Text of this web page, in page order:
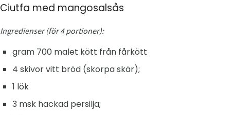
Ciutfa med mangosalsås
Ingredienser (för 4 portioner):
gram 700 malet kött från fårkött
4 skivor vitt bröd (skorpa skär);
1 lök
3 msk hackad persilja;